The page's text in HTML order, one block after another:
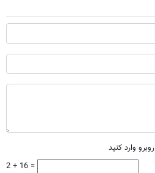
وارد کنید
2 + 16 =